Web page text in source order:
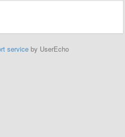
service by UserEcho